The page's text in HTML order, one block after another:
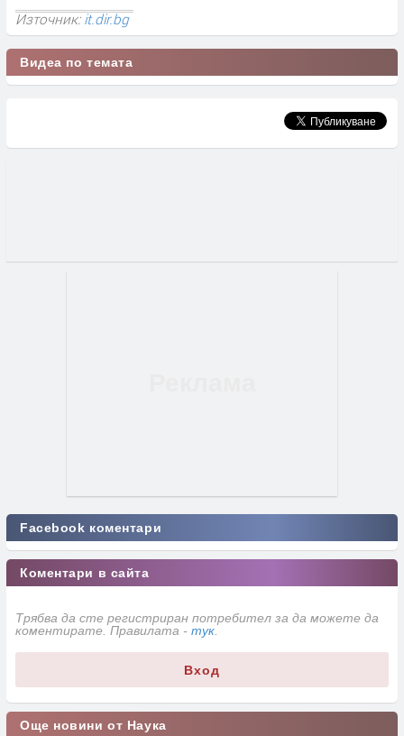
Източник:it.dir.bg
Видеа по темата
Facebook коментари
Коментари в сайта
Трябва да сте регистриран потребител за да можете да
коментирате. Правилата - тук
Вход
Още новини от Наука